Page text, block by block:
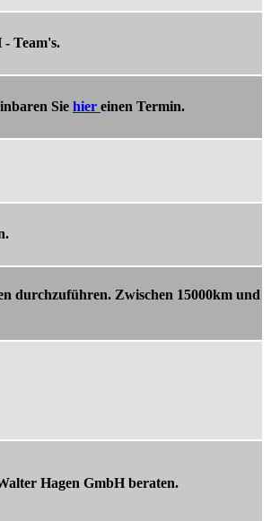
Team's.
Sie hier einen Termin.
durchzuführen. Zwischen 15000km und
Hagen GmbH beraten.